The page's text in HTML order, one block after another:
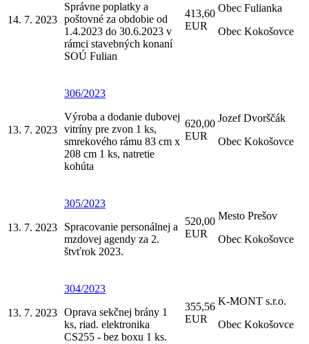
14. 7. 2023
Správne poplatky a
poštovné za obdobie od
1.4.2023 do 30.6.2023 v
rámci stavebných konaní
SOÚ Fulian
413,60
EUR
Obec Fulianka
Obec Kokošovce
13. 7. 2023
306/2023
Výroba a dodanie dubovej
vitríny pre zvon 1 ks,
smrekového rámu 83 cm x
208 cm 1 ks, natretie
kohúta
620,00
EUR
Jozef Dvorščák
Obec Kokošovce
13. 7. 2023
305/2023
Spracovanie personálnej a
mzdovej agendy za 2.
štvťrok 2023.
520,00
EUR
Mesto Prešov
Obec Kokošovce
13. 7. 2023
304/2023
Oprava sekčnej brány 1
ks, riad. elektronika
CS255 - bez boxu 1 ks.
355,56
EUR
K-MONT s.r.o.
Obec Kokošovce